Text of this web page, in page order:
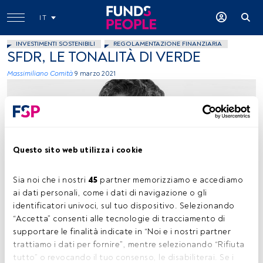
Questo sito web utilizza i cookie
Sia noi che i nostri 45 partner memorizziamo e accediamo
ai dati personali, come i dati di navigazione o gli
identificatori univoci, sul tuo dispositivo. Selezionando
“Accetta” consenti alle tecnologie di tracciamento di
supportare le finalità indicate in “Noi e i nostri partner
trattiamo i dati per fornire”, mentre selezionando “Rifiuta
tutto” o revocando il tuo consenso, le disabiliterai. Se i
IT
INVESTIMENTI SOSTENIBILI REGOLAMENTAZIONE FINANZIARIA
SFDR, LE TONALITÀ DI VERDE
Massimiliano Comità 9 marzo 2021
Massimiliano Comità, portfolio manager di Kairos. Foto ceduta
Tempo di lettura: 3 min.
Contributo a cura di Massimiliano Comità , Portfolio